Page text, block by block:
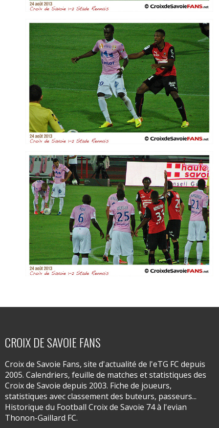
CROIX DE SAVOIE FANS
Croix de Savoie Fans, site d'actualité de l'eTG FC depuis
2005. Calendriers, feuille de matches et statistiques des
Croix de Savoie depuis 2003. Fiche de joueurs,
statistiques avec classement des buteurs, passeurs...
Historique du Football Croix de Savoie 74 à l'evian
Thonon-Gaillard FC.